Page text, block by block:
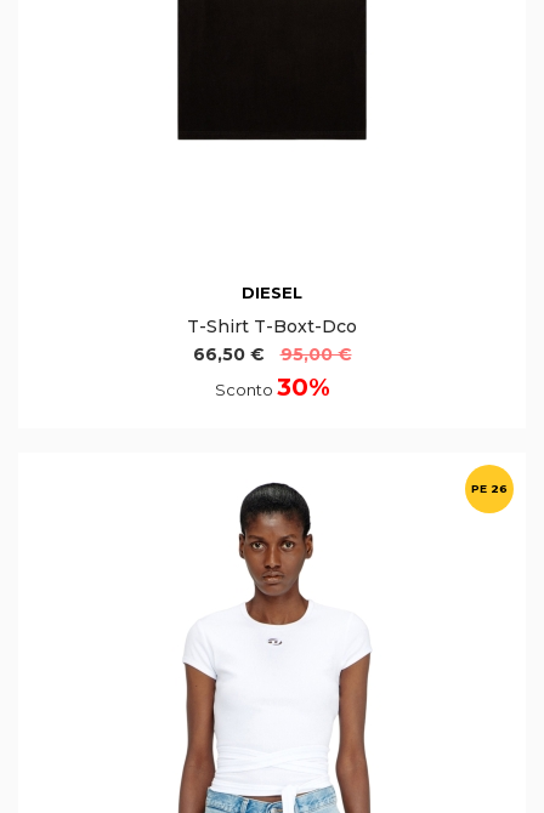
DIESEL
T-Shirt T-Boxt-Dco
66,50 €
95,00 €
Sconto 30%
PE 26